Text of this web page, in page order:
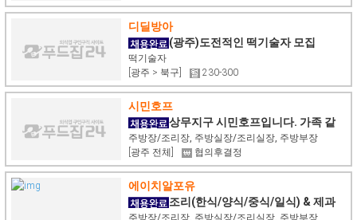
디딜방아
(광주)도전적인 떡기술자 모집
떡기술자
[광주 > 북구]
230-300
시민호프
상무지구 시민호프입니다. 가족 같
이 함께 할 직원을 모집합니다.
주방장/조리장, 주방실장/조리실장, 주방부장
[광주 전체]
협의후결정
에이치알포유
조리(한식/양식/중식/일식) & 제과